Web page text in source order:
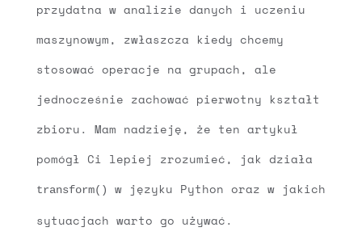
przydatna w analizie danych i uczeniu
maszynowym, zwłaszcza kiedy chcemy
stosować operacje na grupach, ale
jednocześnie zachować pierwotny kształt
zbioru. Mam nadzieję, że ten artykuł
pomógł Ci lepiej zrozumieć, jak działa
transform()
w języku Python oraz w jakich
sytuacjach warto go używać.